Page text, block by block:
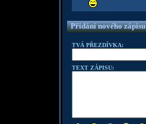
Přidání nového zápisu
TVÁ PŘEZDÍVKA:
TEXT ZÁPISU: